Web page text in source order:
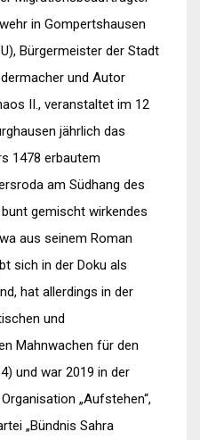
in Gompertshausen
Bürgermeister der Stadt
und Autor
II., veranstaltet im 12
jährlich das
1478 erbautem
am Südhang des
gemischt wirkendes
aus seinem Roman
sich in der Doku als
hat allerdings in der
und
Mahnwachen für den
und war 2019 in der
„Aufstehen“,
„Bündnis Sahra